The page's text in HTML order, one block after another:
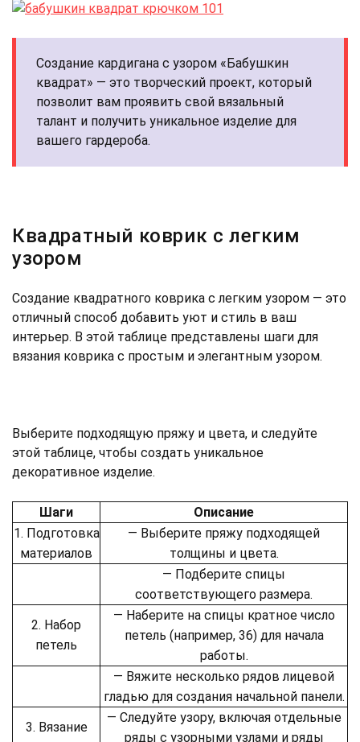
Создание кардигана с узором «Бабушкин
квадрат» — это творческий проект, который
позволит вам проявить свой вязальный
талант и получить уникальное изделие для
вашего гардероба.
Квадратный коврик с легким
узором
Создание квадратного коврика с легким узором — это
отличный способ добавить уют и стиль в ваш
интерьер. В этой таблице представлены шаги для
вязания коврика с простым и элегантным узором.
Выберите подходящую пряжу и цвета, и следуйте
этой таблице, чтобы создать уникальное
декоративное изделие.
Шаги
Описание
1. Подготовка
материалов
— Выберите пряжу подходящей
толщины и цвета.
— Подберите спицы
соответствующего размера.
2. Набор
петель
— Наберите на спицы кратное число
петель (например, 36) для начала
работы.
— Вяжите несколько рядов лицевой
гладью для создания начальной панели.
3. Вязание
— Следуйте узору, включая отдельные
ряды с узорными узлами и ряды